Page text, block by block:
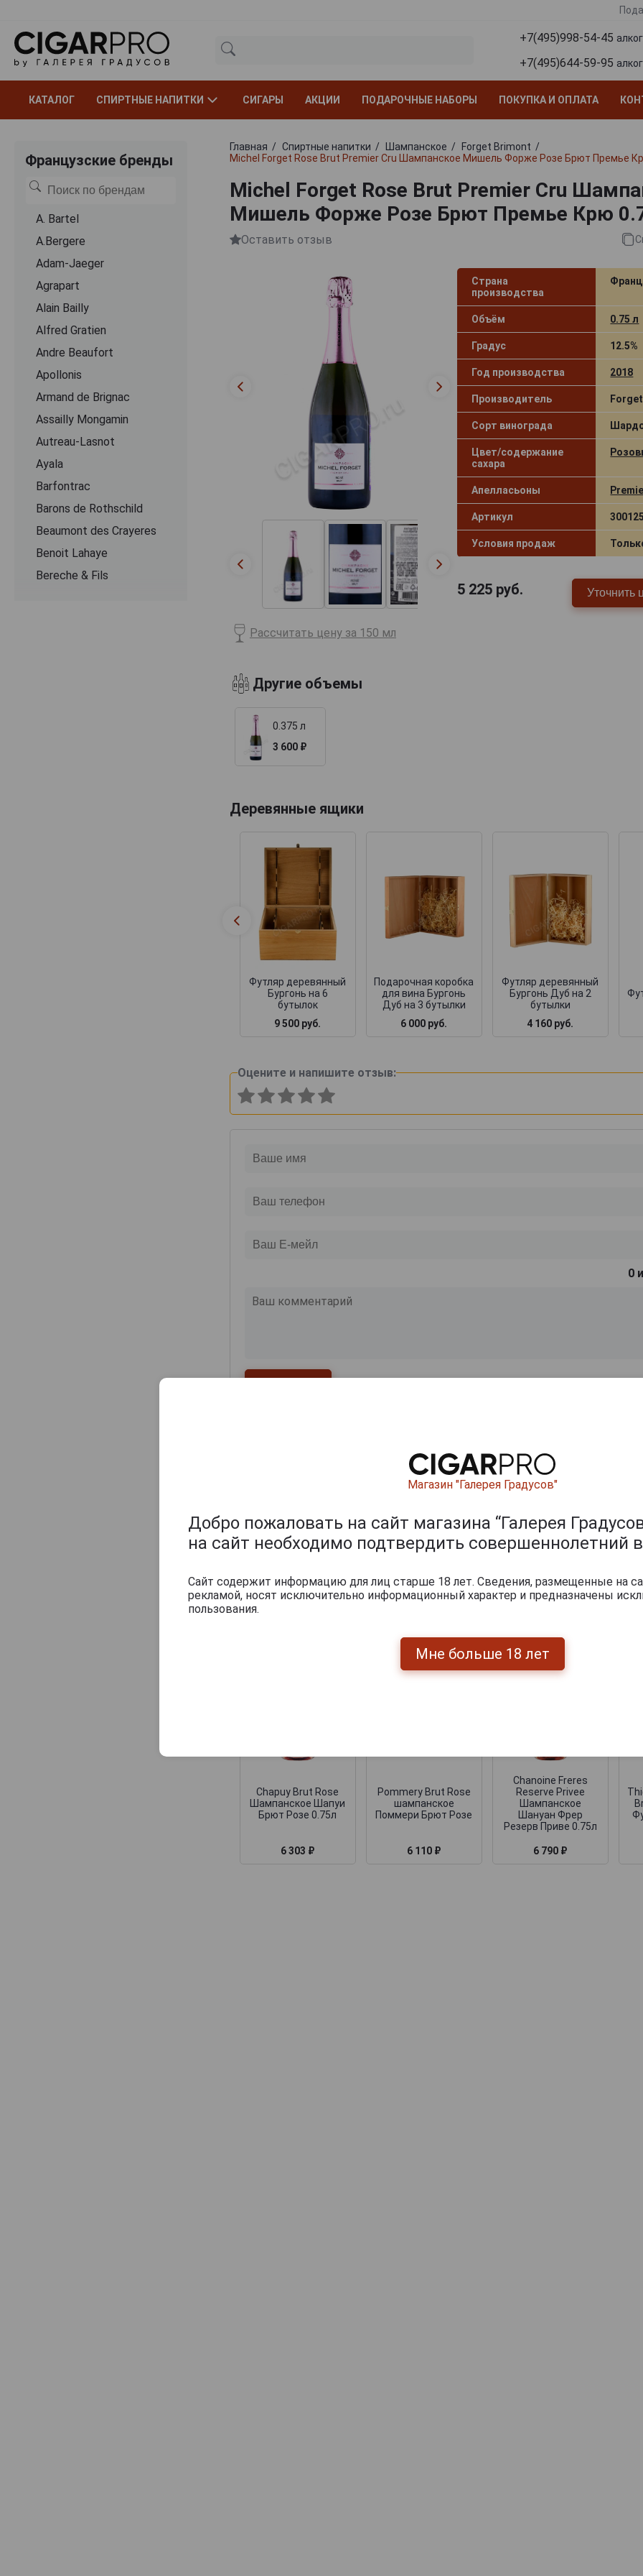
+7(495)998-54-45
+7(495)644-59-95
КАТАЛОГ СПИРТНЫЕ НАПИТКИ СИГАРЫ АКЦИИ ПОДАРОЧНЫЕ НАБОРЫ ПОКУПКА И ОПЛАТА
Французские бренды
A. Bartel
A.Bergere
Adam-Jaeger
Agrapart
Alain Bailly
Alfred Gratien
Andre Beaufort
Apollonis
Armand de Brignac
Assailly Mongamin
Autreau-Lasnot
Ayala
Barfontrac
Barons de Rothschild
Beaumont des Crayeres
Benoit Lahaye
Bereche & Fils
Главная Спиртные напитки Шампанское
Forget Brimont
Michel Forget Rose Brut Premier Cru Шампанское Мишель Форже Розе Брют Премье
Michel Forget Rose Brut Premier Cru
Мишель Форже Розе Брют Премье Крю
Оставить отзыв
Страна
производства
Объём 0.75 л
Градус 12.5%
Год производства 2018
Производитель
Сорт винограда
Цвет/содержание
сахара
Апелласьоны
Артикул 300125
Условия продаж
5 225руб. Уточнить
Рассчитать цену за 150 мл
Другие объемы
0.375 л
3 600 ₽
Деревянные ящики
Футляр деревянный
Бургонь на 6
бутылок
9 500 руб.
Подарочная коробка
для вина Бургонь
Дуб на 3 бутылки
6 000 руб.
Футляр деревянный
Бургонь Дуб на 2
бутылки
4 160 руб.
Оцените и напишите отзыв:
0
Перейти
Похожие Шампанские
Chapuy Brut Rose
Шампанское Шапуи
Брют Розе 0.75л
6 303 ₽
Pommery Brut Rose
шампанское
Поммери Брют Розе
6 110 ₽
Chanoine Freres
Reserve Privee
Шампанское
Шануан Фрер
Резерв Приве 0.75л
6 790 ₽
Магазин "Галерея Градусов"
Добро пожаловать на сайт магазина “Галерея
на сайт необходимо подтвердить совершеннолетний
Сайт содержит информацию для лиц старше 18 лет. Сведения, размещенные на
рекламой, носят исключительно информационный характер и предназначены
пользования.
Мне больше 18 лет